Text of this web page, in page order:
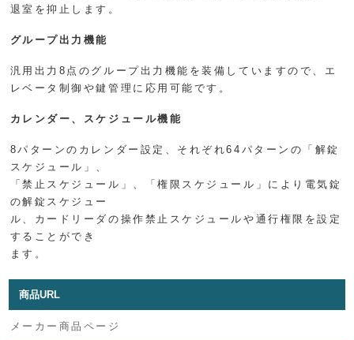
退室を抑止します。
グループ出力機能
汎用出力8点のグループ出力機能を装備していますので、エ
レベータ制御や鍵管理に応用可能です。
カレンダー、スケジュール機能
8パターンのカレンダー設定、それぞれ64パターンの「解錠
スケジュール」、
「禁止スケジュール」、「権限スケジュール」により電気錠
の解錠スケジュー
ル、カードリーダの操作禁止スケジュールや通行権限を設定
することができ
ます。
商品URL
メーカー商品ページ